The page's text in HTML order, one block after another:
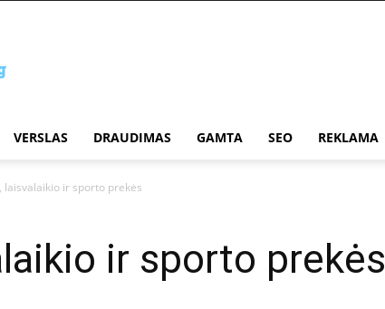
VERSLAS DRAUDIMAS GAMTA SEO REKLAMA
laisvalaikio ir sporto prekės
ir sporto prekės